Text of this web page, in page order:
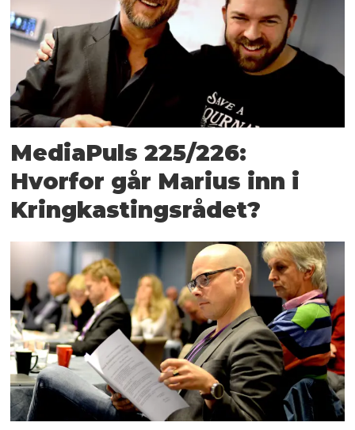
MediaPuls 225/226:
Hvorfor går Marius inn i
Kringkastingsrådet?